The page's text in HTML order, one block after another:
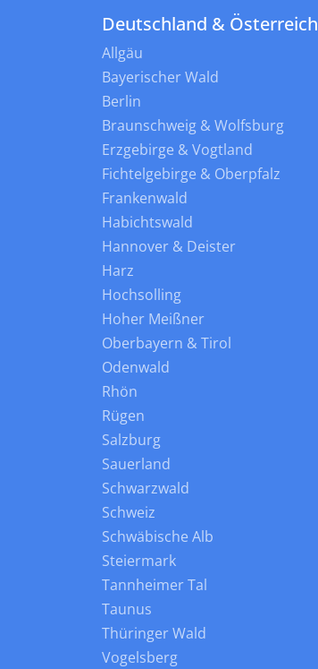
Deutschland & Österreich
Allgäu
Bayerischer Wald
Berlin
Braunschweig & Wolfsburg
Erzgebirge & Vogtland
Fichtelgebirge & Oberpfalz
Frankenwald
Habichtswald
Hannover & Deister
Harz
Hochsolling
Hoher Meißner
Oberbayern & Tirol
Odenwald
Rhön
Rügen
Salzburg
Sauerland
Schwarzwald
Schweiz
Schwäbische Alb
Steiermark
Tannheimer Tal
Taunus
Thüringer Wald
Vogelsberg